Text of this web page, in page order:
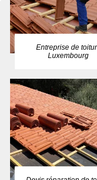
Entreprise de
Luxembourg